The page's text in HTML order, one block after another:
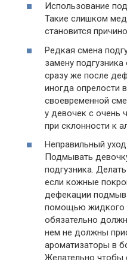
Использование
Такие слишком
становится
Редкая смена
замену
сразу же после
иногда опрелости
своевременной
у девочек с очень
при склонности к
Неправильный
Подмывать
подгузника.
если кожные
дефекации
помощью жидкого
обязательно
нем не должны
ароматизаторы в
Желательно чтобы